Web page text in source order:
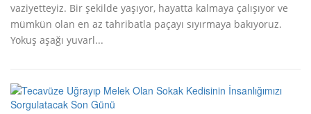
vaziyetteyiz. Bir şekilde yaşıyor, hayatta kalmaya çalışıyor ve
mümkün olan en az tahribatla paçayı sıyırmaya bakıyoruz.
Yokuş aşağı yuvarl...